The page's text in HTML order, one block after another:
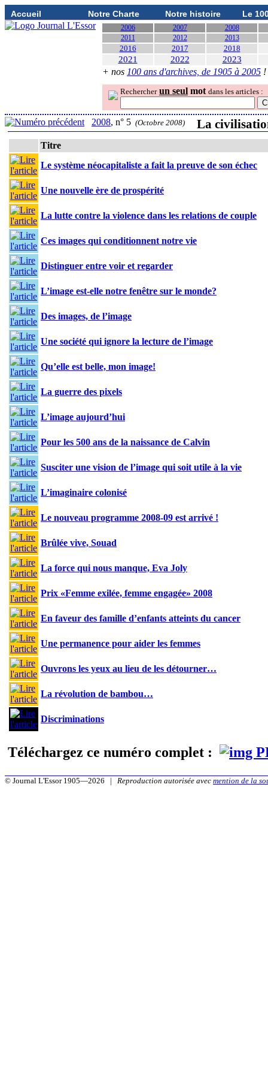
Accueil Notre Charte Notre histoire Le
2006 2007
2008
2011
2012 2013
2016 2017 2018
2021 2022 2023
+ nos 100 ans d'archives, de 1905 à 2005 !
Rechercher un seul mot dans les articles :
2008, n° 5 (Octobre 2008) La
Titre
Le système néocapitaliste a fait la preuve de son échec
Une nouvelle ère de prospérité
La lutte contre la violence dans les relations de couple
Ces images qui conditionnent notre vie
Distinguer entre voir et regarder
L’image est-elle notre fenêtre sur le monde?
Des images, de l’image
Une société qui ignore la lecture de l’image
Qu’elle est belle, mon image!
La guerre des pixels
L’image aujourd’hui
Pour les 500 ans de la naissance de Calvin
Susciter une vision de l’image qui soit utile à la vie
L’imaginaire colonisé
Le nouveau programme 2008-09 est arrivé !
Brûlée vive, Souad
La force qui nous manque, Eva Joly
Prix «Femme exilée, femme engagée» 2008
En faveur des famille d’enfants atteints du cancer
Une permanence pour aider les femmes
Ouvrons les yeux au lieu de les détourner…
La révolution de bambou…
Discriminations
Téléchargez ce numéro complet :
© Journal L'Essor 1905—2026 | Reproduction autorisée avec mention de la